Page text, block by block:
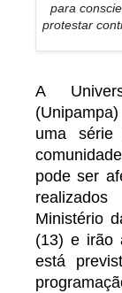
para
protestar
A
uma
pode ser
Ministério
(13) e irão
está